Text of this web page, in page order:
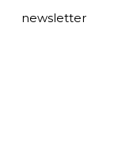
newsletter